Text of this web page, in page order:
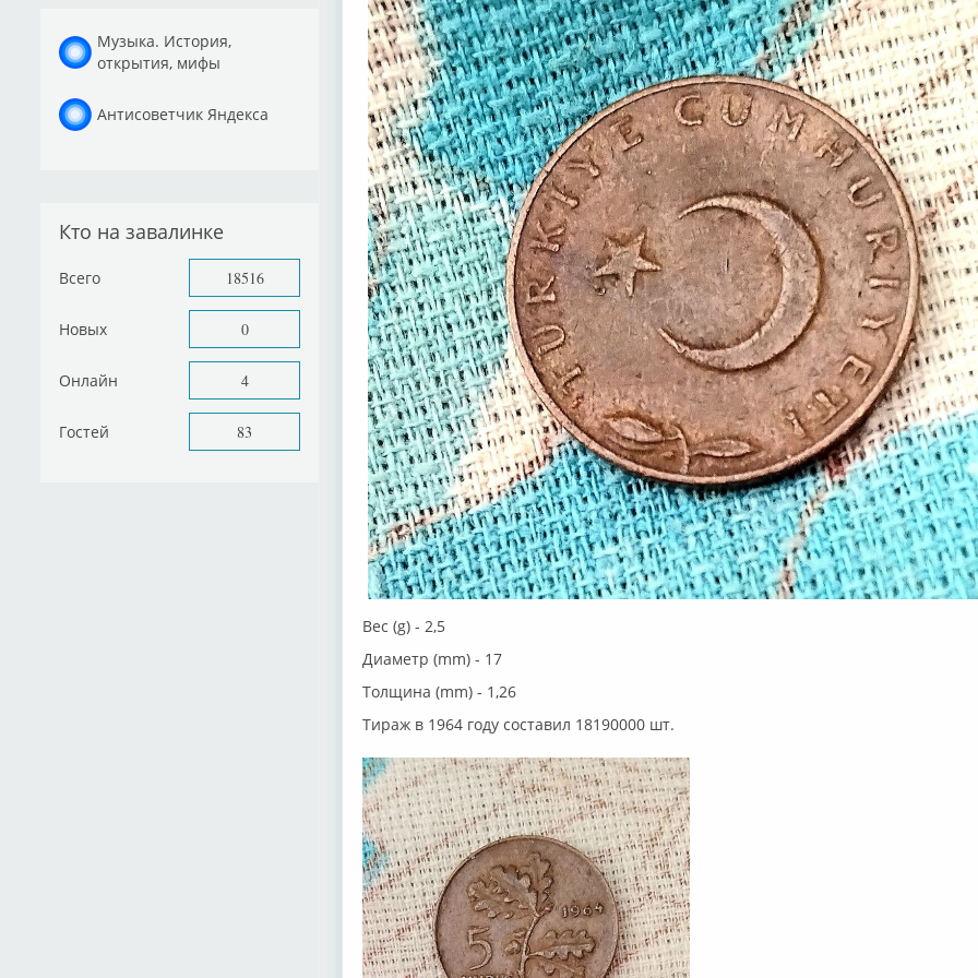
Музыка. История,
открытия, мифы
Антисоветчик Яндекса
Кто на завалинке
Всего 18516
Новых 0
Онлайн 4
Гостей 83
Вес (g) - 2,5
Диаметр (mm) - 17
Толщина (mm) - 1,26
Тираж в 1964 году составил 18190000 шт.